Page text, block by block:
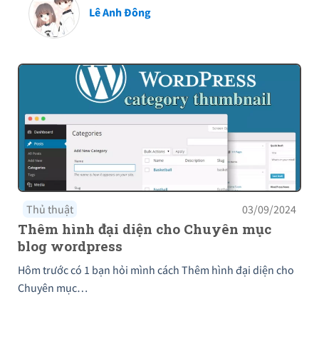
Lê Anh Đông
Thủ thuật 03/09/2024
Thêm hình đại diện cho Chuyên mục
blog wordpress
Hôm trước có 1 bạn hỏi mình cách Thêm hình đại diện cho
Chuyên mục…